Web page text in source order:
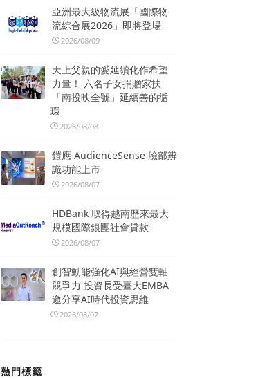
亞洲最大級物流展「國際物
流綜合展2026」即將登場
2026/08/09
天上父親的愛延續化作希望
力量！ 六名子女捐贈家扶
「南投映全號」延續善的循
環
2026/08/08
鎧應 AudienceSense 臉部辨
識功能上市
2026/08/07
HDBank 取得越南歷來最大
規模國際銀團社會貸款
2026/08/07
創智動能強化AI與經營雙軸
競爭力 投資長受臺大EMBA
邀分享AI時代投資思維
2026/08/07
熱門標籤